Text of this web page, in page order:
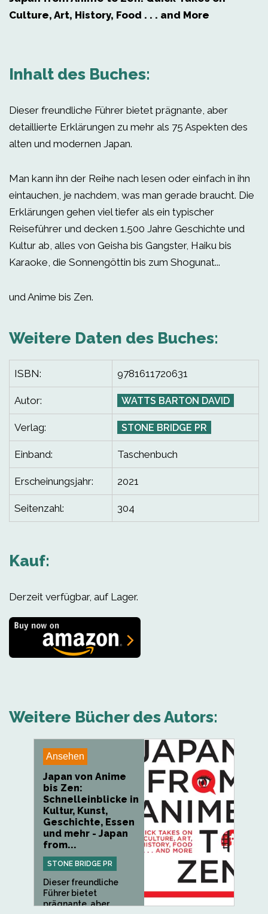
Culture, Art, History, Food . . . and More
Inhalt des Buches:
Dieser freundliche Führer bietet prägnante, aber
detaillierte Erklärungen zu mehr als 75 Aspekten des
alten und modernen Japan.
Man kann ihn der Reihe nach lesen oder einfach in ihn
eintauchen, je nachdem, was man gerade braucht. Die
Erklärungen gehen viel tiefer als ein typischer
Reiseführer und decken 1.500 Jahre Geschichte und
Kultur ab, alles von Geisha bis Gangster, Haiku bis
Karaoke, die Sonnengöttin bis zum Shogunat...
und Anime bis Zen.
Weitere Daten des Buches:
ISBN: 9781611720631
Autor: WATTS BARTON DAVID
Verlag: STONE BRIDGE PR
Einband: Taschenbuch
Erscheinungsjahr: 2021
Seitenzahl: 304
Kauf:
Derzeit verfügbar, auf Lager.
Weitere Bücher des Autors:
Ansehen
Japan von Anime
bis Zen:
Schnelleinblicke in
Kultur, Kunst,
Geschichte, Essen
und mehr - Japan
from...
STONE BRIDGE PR
Dieser freundliche
Führer bietet
prägnante, aber...